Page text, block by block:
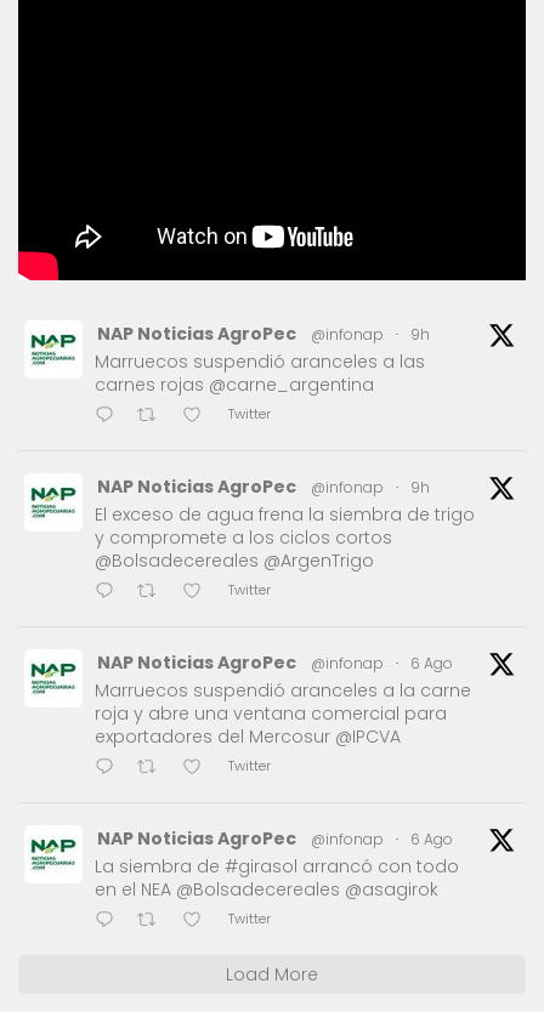
NAP Noticias AgroPec @infonap · 9h
Marruecos suspendió aranceles a las
carnes rojas @carne_argentina
Twitter
NAP Noticias AgroPec @infonap · 9h
El exceso de agua frena la siembra de trigo
y compromete a los ciclos cortos
@Bolsadecereales @ArgenTrigo
Twitter
NAP Noticias AgroPec @infonap · 6 Ago
Marruecos suspendió aranceles a la carne
roja y abre una ventana comercial para
exportadores del Mercosur @IPCVA
Twitter
NAP Noticias AgroPec @infonap · 6 Ago
La siembra de #girasol arrancó con todo
en el NEA @Bolsadecereales @asagirok
Twitter
Load More